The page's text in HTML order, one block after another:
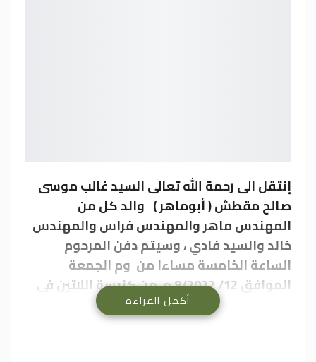
إنتقل الى رحمة الله تعالى السيد غالب موسى
صالح مقطش ( أبوماهر ) والد كل من
المهندس ماهر والمهندس فراس والمهندس
خالد والسيد فادي ، وسيتم دفن المرحوم
الساعة الخامسة مساءا من وم الجمعة
الموافق 12/ 8/2022 م من كنيسة اللاتين في
عنجرة الى مثواه الأخير في المقبرة القديمة .
أكمل القراءة